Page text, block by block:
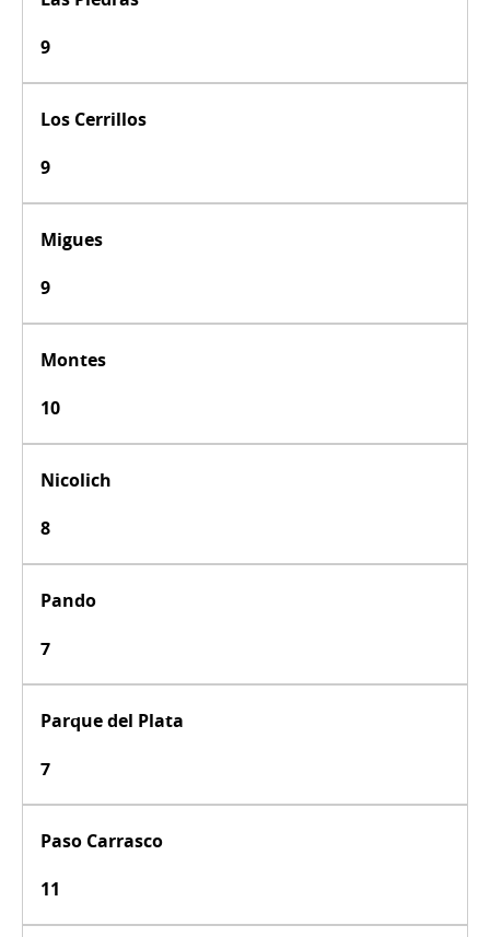
9
Los Cerrillos
9
Migues
9
Montes
10
Nicolich
8
Pando
7
Parque del Plata
7
Paso Carrasco
11